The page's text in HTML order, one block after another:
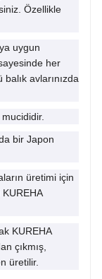
Özellikle
uygun
her
avlarınızda
bir Japon
üretimi için
KUREHA
çıkmış,
üretilir.